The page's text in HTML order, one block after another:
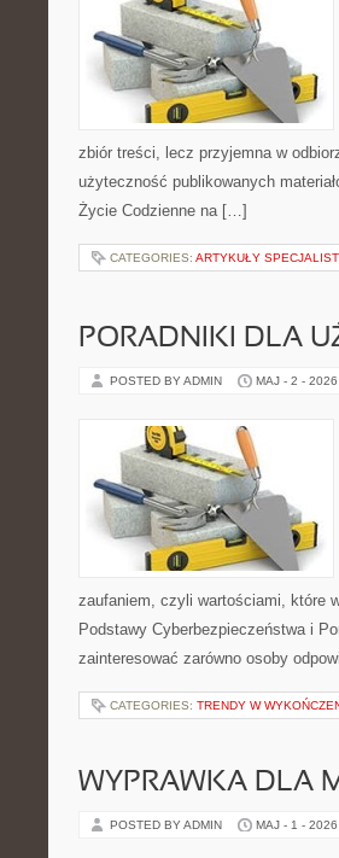
zbiór treści, lecz przyjemna w
użyteczność publikowanych
Życie Codzienne na […]
CATEGORIES: ARTYKUŁY
PORADNIKI DLA
POSTED BY ADMIN MAJ - 2 - 2026
zaufaniem, czyli wartościami, które
Podstawy Cyberbezpieczeństwa i
zainteresować zarówno osoby
CATEGORIES: TRENDY W
WYPRAWKA DLA
POSTED BY ADMIN MAJ - 1 - 2026